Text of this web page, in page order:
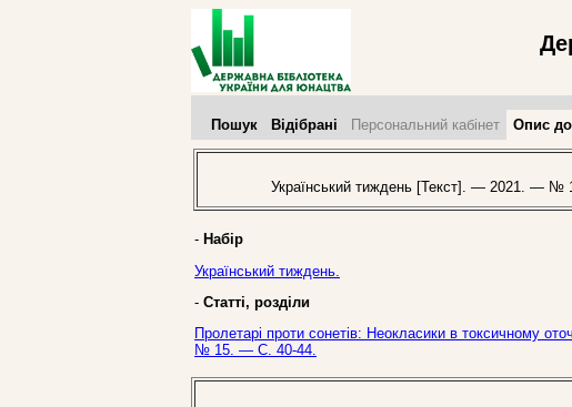
Пошук Відібрані Персональний кабінет Опис
Український тиждень [Текст]. — 2021. — №
- Набір
Український тиждень.
- Статті, розділи
Пролетарі проти сонетів: Неокласики в токсичному
№ 15. — С. 40-44.